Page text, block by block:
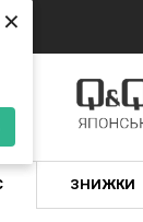
×
×
ЗНИЖКИ